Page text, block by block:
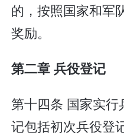
的，按照国家和军
奖励。
第二章 兵役登记
第十四条 国家实
记包括初次兵役登